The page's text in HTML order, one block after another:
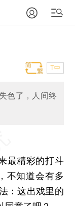
T中
色了，人间终
精彩的打斗
不知道会有多
：这出戏里的